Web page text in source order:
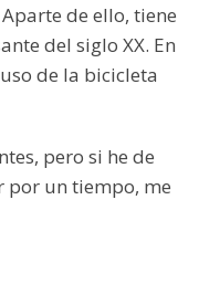
de ello, tiene
del siglo XX. En
de la bicicleta
pero si he de
por un tiempo, me